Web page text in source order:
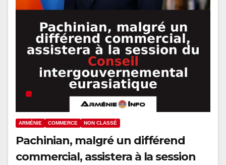
ARMÉNIE COMMERCE NON CLASSÉ
Pachinian, malgré un différend
commercial, assistera à la session